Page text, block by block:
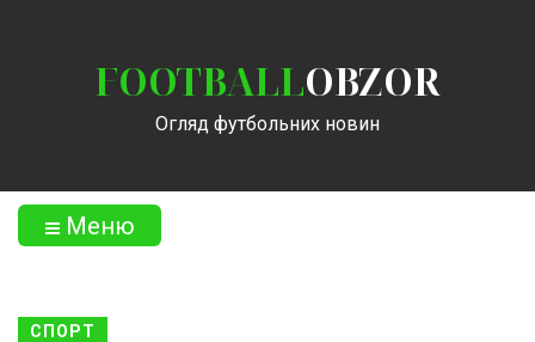
FOOTBALLOBZOR
Огляд футбольних новин
Меню
СПОРТ